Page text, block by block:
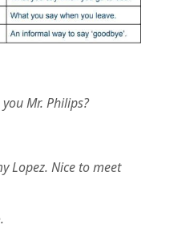
Mr. Philips?
Lopez. Nice to meet